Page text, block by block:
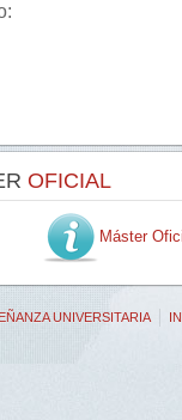
OFICIAL
Máster
UNIVERSITARIA